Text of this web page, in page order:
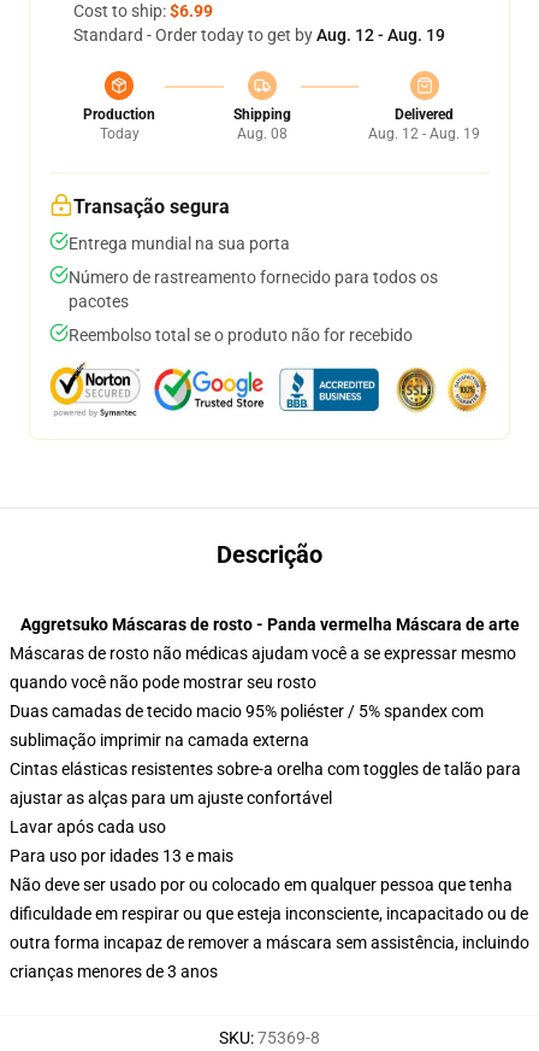
Cost to ship:$6.99
Standard - Order today to get byAug. 12 - Aug. 19
Production
Today
Shipping
Aug. 08
Delivered
Aug. 12 - Aug. 19
Transação segura
Entrega mundial na sua porta
Número de rastreamento fornecido para todos os
pacotes
Reembolso total se o produto não for recebido
Descrição
Aggretsuko Máscaras de rosto - Panda vermelha Máscara de arte
Máscaras de rosto não médicas ajudam você a se expressar mesmo
quando você não pode mostrar seu rosto
Duas camadas de tecido macio 95% poliéster / 5% spandex com
sublimação imprimir na camada externa
Cintas elásticas resistentes sobre-a orelha com toggles de talão para
ajustar as alças para um ajuste confortável
Lavar após cada uso
Para uso por idades 13 e mais
Não deve ser usado por ou colocado em qualquer pessoa que tenha
dificuldade em respirar ou que esteja inconsciente, incapacitado ou de
outra forma incapaz de remover a máscara sem assistência, incluindo
crianças menores de 3 anos
SKU:75369-8